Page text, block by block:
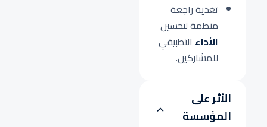
تغذية راجعة
منظمة لتحسين
الأداء التطبيقي
للمشاركين.
الأثر على
المؤسسة